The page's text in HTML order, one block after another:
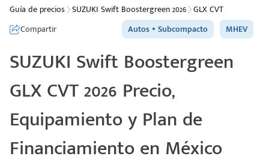
Guía de precios SUZUKI Swift Boostergreen 2026 GLX CVT
Compartir
Autos Subcompacto MHEV
SUZUKI Swift Boostergreen
GLX CVT 2026 Precio,
Equipamiento y Plan de
Financiamiento en México